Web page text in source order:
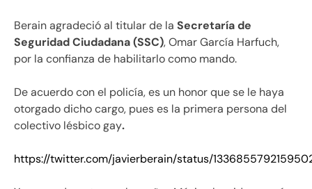
Berain agradeció al titular de la Secretaría de
Seguridad Ciudadana (SSC), Omar García Harfuch,
por la confianza de habilitarlo como mando.
De acuerdo con el policía, es un honor que se le haya
otorgado dicho cargo, pues es la primera persona del
colectivo lésbico gay.
https://twitter.com/javierberain/status/